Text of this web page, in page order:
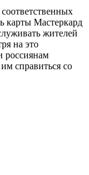
карты Мастеркард
жителей
на это
россиянам
справиться со